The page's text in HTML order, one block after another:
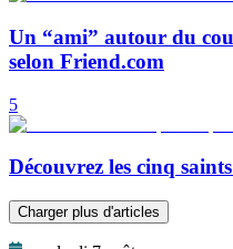
Un “ami” autour du
selon Friend.com
5
Découvrez les cinq
Charger plus d'articles